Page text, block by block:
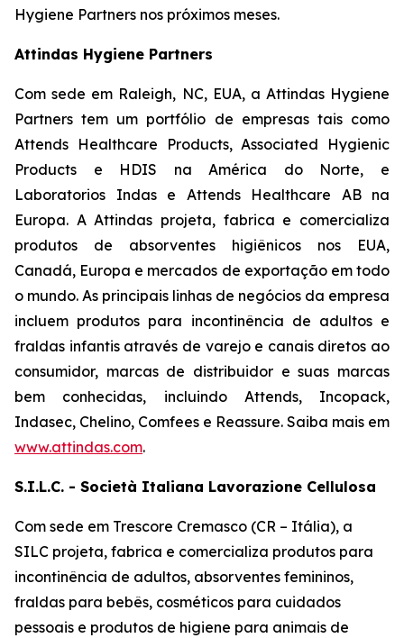
Hygiene Partners nos próximos meses.
Attindas Hygiene Partners
Com sede em Raleigh, NC, EUA, a Attindas Hygiene
Partners tem um portfólio de empresas tais como
Attends Healthcare Products, Associated Hygienic
Products e HDIS na América do Norte, e
Laboratorios Indas e Attends Healthcare AB na
Europa. A Attindas projeta, fabrica e comercializa
produtos de absorventes higiênicos nos EUA,
Canadá, Europa e mercados de exportação em todo
o mundo. As principais linhas de negócios da empresa
incluem produtos para incontinência de adultos e
fraldas infantis através de varejo e canais diretos ao
consumidor, marcas de distribuidor e suas marcas
bem conhecidas, incluindo Attends, Incopack,
Indasec, Chelino, Comfees e Reassure. Saiba mais em
www.attindas.com.
S.I.L.C. - Società Italiana Lavorazione Cellulosa
Com sede em Trescore Cremasco (CR – Itália), a
SILC projeta, fabrica e comercializa produtos para
incontinência de adultos, absorventes femininos,
fraldas para bebês, cosméticos para cuidados
pessoais e produtos de higiene para animais de